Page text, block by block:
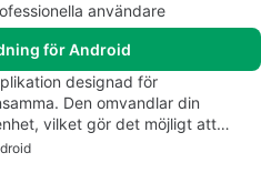
användare
för Android
designad för
Den omvandlar din
vilket gör det möjligt att…